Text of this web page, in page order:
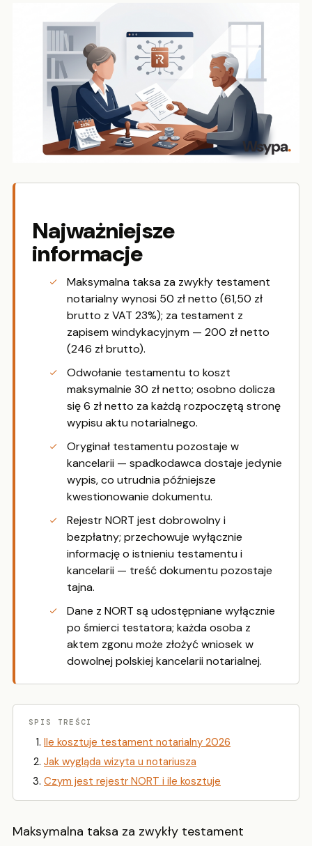
Najważniejsze
informacje
Maksymalna taksa za zwykły testament
notarialny wynosi 50 zł netto (61,50 zł
brutto z VAT 23%); za testament z
zapisem windykacyjnym — 200 zł netto
(246 zł brutto).
Odwołanie testamentu to koszt
maksymalnie 30 zł netto; osobno dolicza
się 6 zł netto za każdą rozpoczętą stronę
wypisu aktu notarialnego.
Oryginał testamentu pozostaje w
kancelarii — spadkodawca dostaje jedynie
wypis, co utrudnia późniejsze
kwestionowanie dokumentu.
Rejestr NORT jest dobrowolny i
bezpłatny; przechowuje wyłącznie
informację o istnieniu testamentu i
kancelarii — treść dokumentu pozostaje
tajna.
Dane z NORT są udostępniane wyłącznie
po śmierci testatora; każda osoba z
aktem zgonu może złożyć wniosek w
dowolnej polskiej kancelarii notarialnej.
SPIS TREŚCI
Ile kosztuje testament notarialny 2026
Jak wygląda wizyta u notariusza
Czym jest rejestr NORT i ile kosztuje
Maksymalna taksa za zwykły testament